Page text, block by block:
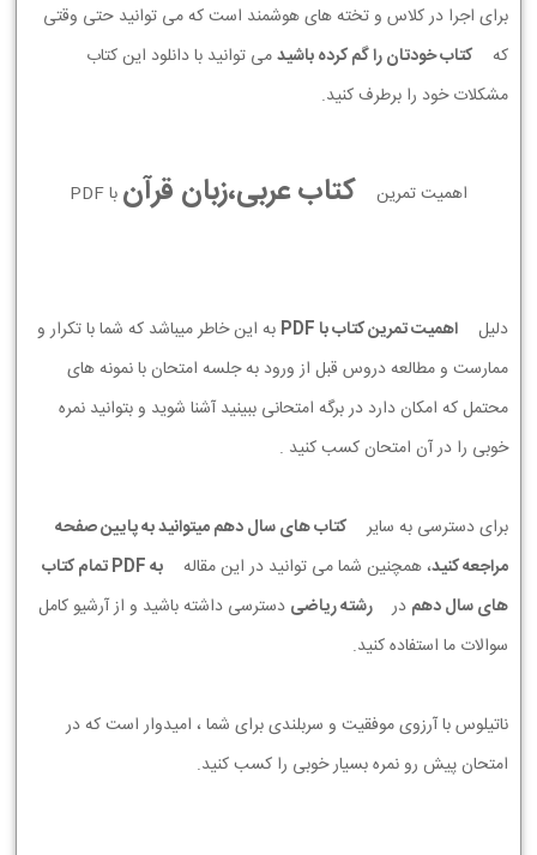
برای اجرا در کلاس و تخته های هوشمند است که می توانید حتی وقتی
که
کتاب خودتان را گم کرده باشیدمی توانید با دانلود این کتاب
مشکلات خود را برطرف کنید.
اهمیت تمرین کتاب عربی،زبان قرآن با PDF
دلیل اهمیت تمرین کتاب با PDF
به این خاطر میباشد که شما با تکرار و
ممارست و مطالعه دروس قبل از ورود به جلسه امتحان با نمونه های
محتمل که امکان دارد در برگه امتحانی ببینید آشنا شوید و بتوانید نمره
خوبی را در آن امتحان کسب کنید .
برای دسترسی به سایر
کتاب های سال دهم میتوانید به پایین صفحه
مراجعه کنید، همچنین شما می توانید در این مقاله
به PDF تمام کتاب
های سال دهم در رشته ریاضی دسترسی داشته باشید و از آرشیو کامل
سوالات ما استفاده کنید.
ناتیلوس با آرزوی موفقیت و سربلندی برای شما ، امیدوار است که در
امتحان پیش رو نمره بسیار خوبی را کسب کنید.